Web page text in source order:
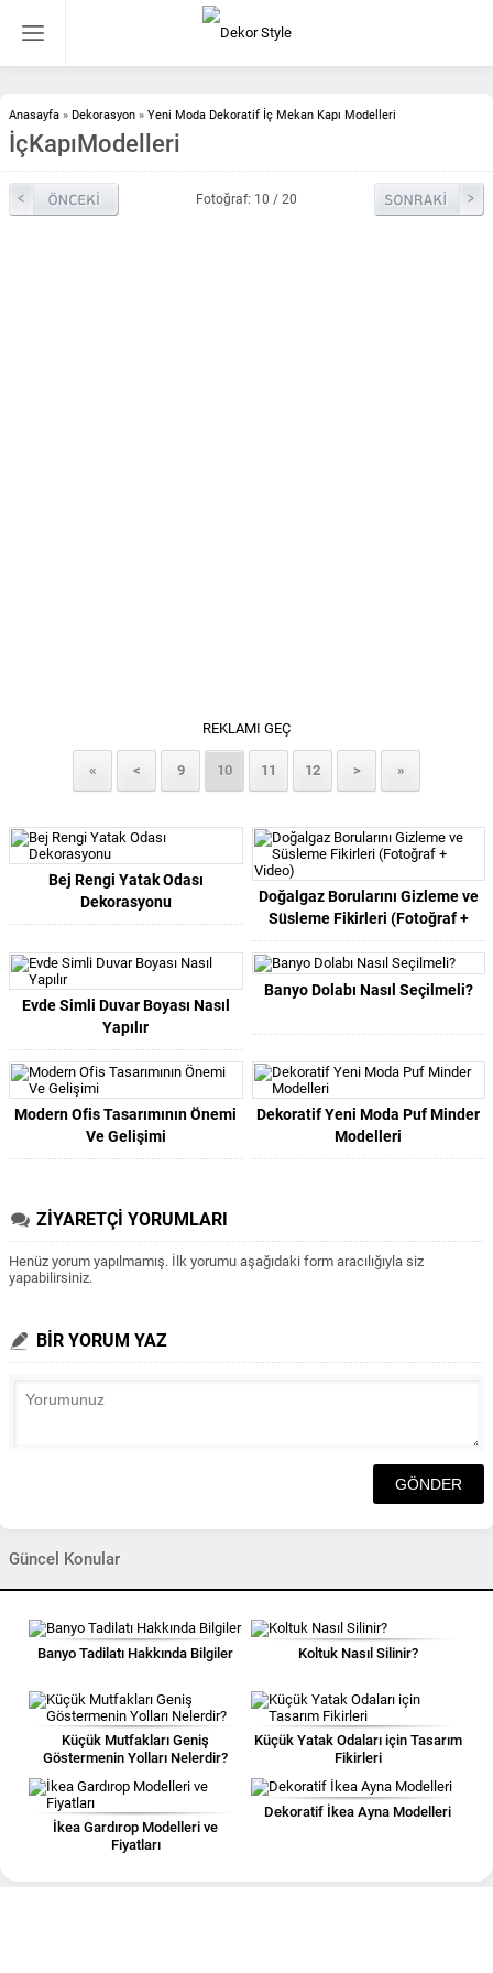
Anasayfa » Dekorasyon » Yeni Moda Dekoratif İç Mekan Kapı Modelleri
İçKapıModelleri
Fotoğraf: 10 / 20
REKLAMI GEÇ
« < 9 10 11 12 > »
Bej Rengi Yatak Odası
Dekorasyonu
Doğalgaz Borularını Gizleme ve
Süsleme Fikirleri (Fotoğraf +
Video)
Evde Simli Duvar Boyası Nasıl
Yapılır
Banyo Dolabı Nasıl Seçilmeli?
Modern Ofis Tasarımının Önemi
Ve Gelişimi
Dekoratif Yeni Moda Puf Minder
Modelleri
ZİYARETÇİ YORUMLARI
Henüz yorum yapılmamış. İlk yorumu aşağıdaki form aracılığıyla siz
yapabilirsiniz.
BİR YORUM YAZ
Güncel Konular
Banyo Tadilatı Hakkında Bilgiler Koltuk Nasıl Silinir?
Küçük Mutfakları Geniş
Göstermenin Yolları Nelerdir?
Küçük Yatak Odaları için Tasarım
Fikirleri
İkea Gardırop Modelleri ve
Fiyatları
Dekoratif İkea Ayna Modelleri